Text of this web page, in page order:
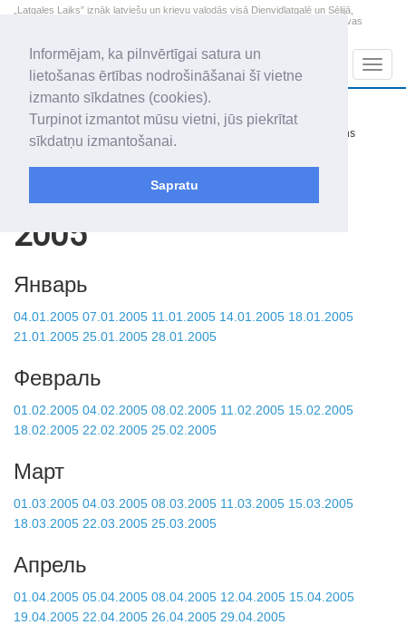
Informējam, ka pilnvērtīgai satura un
lietošanas ērtības nodrošināšanai šī vietne
izmanto sīkdatnes (cookies).
Turpinot izmantot mūsu vietni, jūs piekrītat
sīkdatņu izmantošanai.
Sapratu
„Latgales Laiks” iznāk latviešu un krievu valodās visā Dienvidlatgalē un Sēlijā,
„Latgales Laiks” latviešu valodā aptver Daugavpils valstspilsētu, Augšdaugavas
2026. gada 7. augusts
Piektdiena
Alfrēds, Fredis, Madars
+16.5
nedaudz mākoņains
2005
Январь
04.01.2005 07.01.2005 11.01.2005 14.01.2005 18.01.2005
21.01.2005 25.01.2005 28.01.2005
Февраль
01.02.2005 04.02.2005 08.02.2005 11.02.2005 15.02.2005
18.02.2005 22.02.2005 25.02.2005
Март
01.03.2005 04.03.2005 08.03.2005 11.03.2005 15.03.2005
18.03.2005 22.03.2005 25.03.2005
Апрель
01.04.2005 05.04.2005 08.04.2005 12.04.2005 15.04.2005
19.04.2005 22.04.2005 26.04.2005 29.04.2005